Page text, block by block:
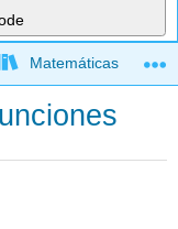
global
Matemáticas